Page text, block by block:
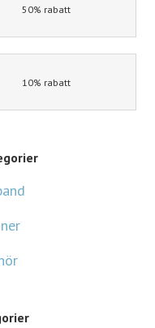
50% rabatt
10% rabatt